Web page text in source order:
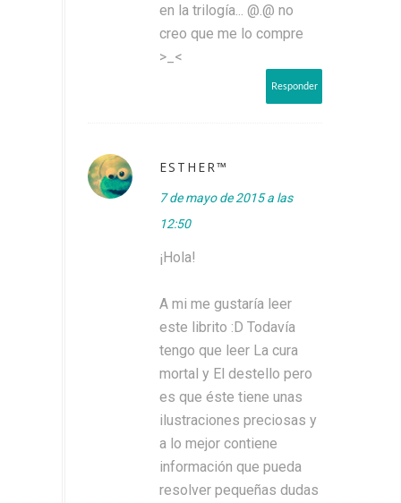
en la trilogía... @.@ no
creo que me lo compre
>_<
Responder
EЅТНER™
7 de mayo de 2015 a las
12:50
¡Hola!
A mi me gustaría leer
este librito :D Todavía
tengo que leer La cura
mortal y El destello pero
es que éste tiene unas
ilustraciones preciosas y
a lo mejor contiene
información que pueda
resolver pequeñas dudas